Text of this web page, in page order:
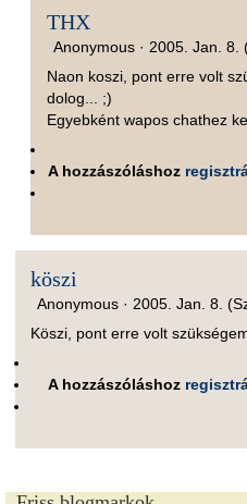
THX
Anonymous · 2005. Jan. 8.
Naon koszi, pont erre volt
dolog... ;)
Egyebként wapos chathez
A hozzászóláshoz
köszi
Anonymous · 2005. Jan. 8.
Köszi, pont erre volt
A hozzászóláshoz